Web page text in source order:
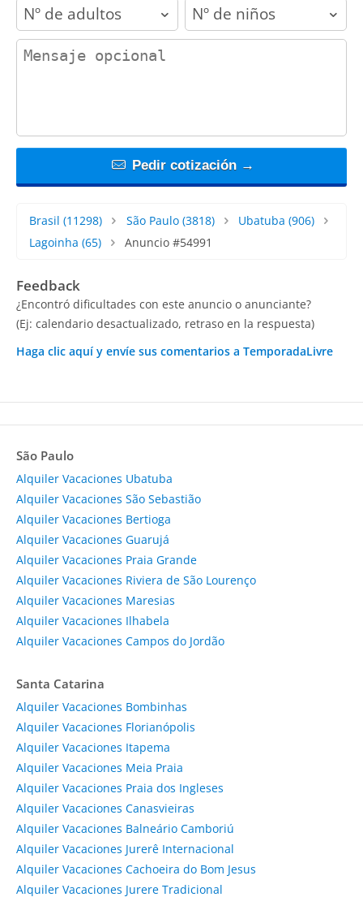
adults children
contact_message
Pedir cotización →
Brasil (11298) São Paulo(3818) Ubatuba (906)
Lagoinha (65) Anuncio #54991
Feedback
¿Encontró dificultades con este anuncio o anunciante?
(Ej: calendario desactualizado, retraso en la respuesta)
Haga clic aquí y envíe sus comentarios a TemporadaLivre
São Paulo
Alquiler Vacaciones Ubatuba
Alquiler Vacaciones São Sebastião
Alquiler Vacaciones Bertioga
Alquiler Vacaciones Guarujá
Alquiler Vacaciones Praia Grande
Alquiler Vacaciones Riviera de São Lourenço
Alquiler Vacaciones Maresias
Alquiler Vacaciones Ilhabela
Alquiler Vacaciones Campos do Jordão
Santa Catarina
Alquiler Vacaciones Bombinhas
Alquiler Vacaciones Florianópolis
Alquiler Vacaciones Itapema
Alquiler Vacaciones Meia Praia
Alquiler Vacaciones Praia dos Ingleses
Alquiler Vacaciones Canasvieiras
Alquiler Vacaciones Balneário Camboriú
Alquiler Vacaciones Jurerê Internacional
Alquiler Vacaciones Cachoeira do Bom Jesus
Alquiler Vacaciones Jurere Tradicional